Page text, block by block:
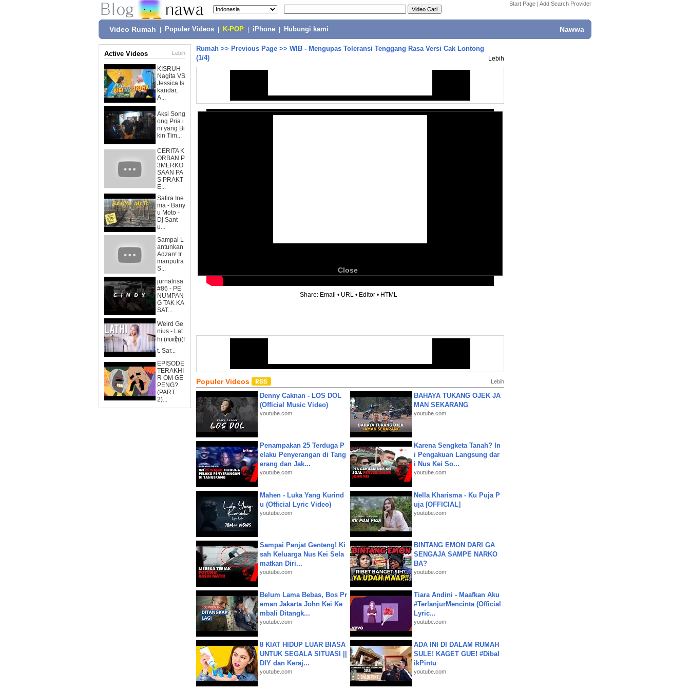
Start Page | Add Search Provider
Video Rumah Populer Videos K-POP iPhone Hubungi kami Nawwa
Active Videos Lebih
KISRUH
Nagita VS
Jessica Is
kandar,
A...
Aksi Song
ong Pria i
ni yang Bi
kin Tim...
CERITA K
ORBAN P
3MERKO
SAAN PA
S PRAKT
E...
Safira Ine
ma - Bany
u Moto -
Dj Sant
u...
Sampai L
antunkan
Adzan! Ir
manputra
S...
jurnalrisa
#86 - PE
NUMPAN
G TAK KA
SAT...
Weird Ge
nius - Lat
hi (ꦭꦛꦶ)(f
t. Sar...
EPISODE
TERAKHI
R OM GE
PENG?
(PART
2)...
Rumah >> Previous Page >> WIB - Mengupas Toleransi Tenggang Rasa Versi Cak Lontong
(1/4)
Lebih
Close
Share: Email • URL • Editor • HTML
Populer Videos Lebih
Denny Caknan - LOS DOL
(Official Music Video)
youtube.com
BAHAYA TUKANG OJEK JA
MAN SEKARANG
youtube.com
Penampakan 25 Terduga P
elaku Penyerangan di Tang
erang dan Jak...
youtube.com
Karena Sengketa Tanah? In
i Pengakuan Langsung dar
i Nus Kei So...
youtube.com
Mahen - Luka Yang Kurind
u (Official Lyric Video)
youtube.com
Nella Kharisma - Ku Puja P
uja [OFFICIAL]
youtube.com
Sampai Panjat Genteng! Ki
sah Keluarga Nus Kei Sela
matkan Diri...
youtube.com
BINTANG EMON DARI GA
SENGAJA SAMPE NARKO
BA?
youtube.com
Belum Lama Bebas, Bos Pr
eman Jakarta John Kei Ke
mbali Ditangk...
youtube.com
Tiara Andini - Maafkan Aku
#TerlanjurMencinta (Official
Lyric...
youtube.com
8 KIAT HIDUP LUAR BIASA
UNTUK SEGALA SITUASI ||
DIY dan Keraj...
youtube.com
ADA INI DI DALAM RUMAH
SULE! KAGET GUE! #Dibal
ikPintu
youtube.com